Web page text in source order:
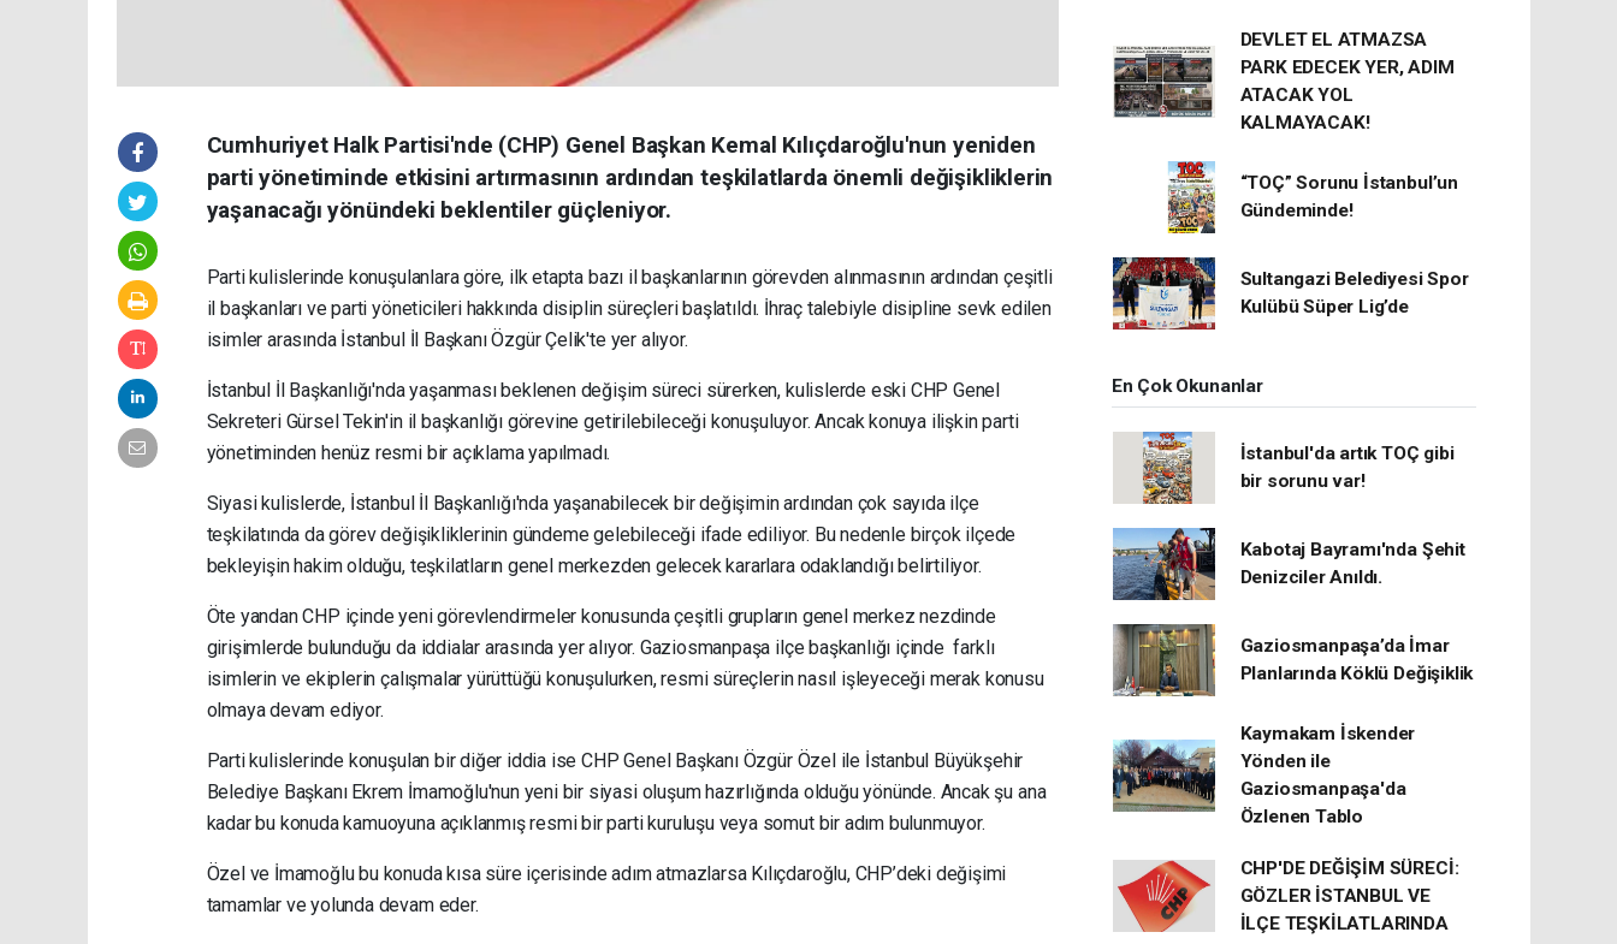
Cumhuriyet Halk Partisi'nde (CHP) Genel Başkan Kemal Kılıçdaroğlu'nun yeniden
parti yönetiminde etkisini artırmasının ardından teşkilatlarda önemli değişikliklerin
yaşanacağı yönündeki beklentiler güçleniyor.
Parti kulislerinde konuşulanlara göre, ilk etapta bazı il başkanlarının görevden alınmasının ardından çeşitli
il başkanları ve parti yöneticileri hakkında disiplin süreçleri başlatıldı. İhraç talebiyle disipline sevk edilen
isimler arasında İstanbul İl Başkanı Özgür Çelik'te yer alıyor.
İstanbul İl Başkanlığı'nda yaşanması beklenen değişim süreci sürerken, kulislerde eski CHP Genel
Sekreteri Gürsel Tekin'in il başkanlığı görevine getirilebileceği konuşuluyor. Ancak konuya ilişkin parti
yönetiminden henüz resmi bir açıklama yapılmadı.
Siyasi kulislerde, İstanbul İl Başkanlığı'nda yaşanabilecek bir değişimin ardından çok sayıda ilçe
teşkilatında da görev değişikliklerinin gündeme gelebileceği ifade ediliyor. Bu nedenle birçok ilçede
bekleyişin hakim olduğu, teşkilatların genel merkezden gelecek kararlara odaklandığı belirtiliyor.
Öte yandan CHP içinde yeni görevlendirmeler konusunda çeşitli grupların genel merkez nezdinde
girişimlerde bulunduğu da iddialar arasında yer alıyor. Gaziosmanpaşa ilçe başkanlığı içinde farklı
isimlerin ve ekiplerin çalışmalar yürüttüğü konuşulurken, resmi süreçlerin nasıl işleyeceği merak konusu
olmaya devam ediyor.
Parti kulislerinde konuşulan bir diğer iddia ise CHP Genel Başkanı Özgür Özel ile İstanbul Büyükşehir
Belediye Başkanı Ekrem İmamoğlu'nun yeni bir siyasi oluşum hazırlığında olduğu yönünde. Ancak şu ana
kadar bu konuda kamuoyuna açıklanmış resmi bir parti kuruluşu veya somut bir adım bulunmuyor.
Özel ve İmamoğlu bu konuda kısa süre içerisinde adım atmazlarsa Kılıçdaroğlu, CHP’deki değişimi
tamamlar ve yolunda devam eder.
DEVLET EL ATMAZSA
PARK EDECEK YER, ADIM
ATACAK YOL
KALMAYACAK!
“TOÇ” Sorunu İstanbul’un
Gündeminde!
Sultangazi Belediyesi Spor
Kulübü Süper Lig’de
En Çok Okunanlar
İstanbul'da artık TOÇ gibi
bir sorunu var!
Kabotaj Bayramı'nda Şehit
Denizciler Anıldı.
Gaziosmanpaşa’da İmar
Planlarında Köklü Değişiklik
Kaymakam İskender
Yönden ile
Gaziosmanpaşa'da
Özlenen Tablo
CHP'DE DEĞİŞİM SÜRECİ:
GÖZLER İSTANBUL VE
İLÇE TEŞKİLATLARINDA